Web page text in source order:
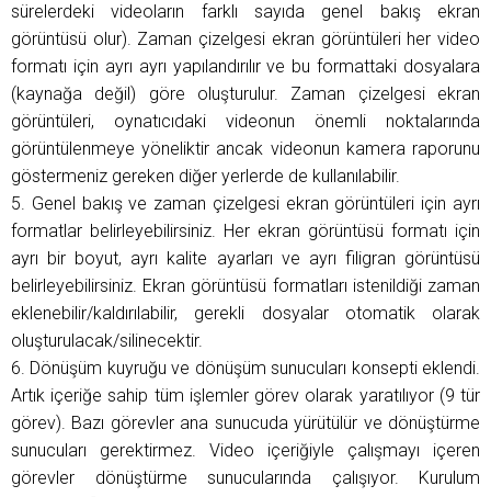
sürelerdeki videoların farklı sayıda genel bakış ekran
görüntüsü olur). Zaman çizelgesi ekran görüntüleri her video
formatı için ayrı ayrı yapılandırılır ve bu formattaki dosyalara
(kaynağa değil) göre oluşturulur. Zaman çizelgesi ekran
görüntüleri, oynatıcıdaki videonun önemli noktalarında
görüntülenmeye yöneliktir ancak videonun kamera raporunu
göstermeniz gereken diğer yerlerde de kullanılabilir.
5. Genel bakış ve zaman çizelgesi ekran görüntüleri için ayrı
formatlar belirleyebilirsiniz. Her ekran görüntüsü formatı için
ayrı bir boyut, ayrı kalite ayarları ve ayrı filigran görüntüsü
belirleyebilirsiniz. Ekran görüntüsü formatları istenildiği zaman
eklenebilir/kaldırılabilir, gerekli dosyalar otomatik olarak
oluşturulacak/silinecektir.
6. Dönüşüm kuyruğu ve dönüşüm sunucuları konsepti eklendi.
Artık içeriğe sahip tüm işlemler görev olarak yaratılıyor (9 tür
görev). Bazı görevler ana sunucuda yürütülür ve dönüştürme
sunucuları gerektirmez. Video içeriğiyle çalışmayı içeren
görevler dönüştürme sunucularında çalışıyor. Kurulum